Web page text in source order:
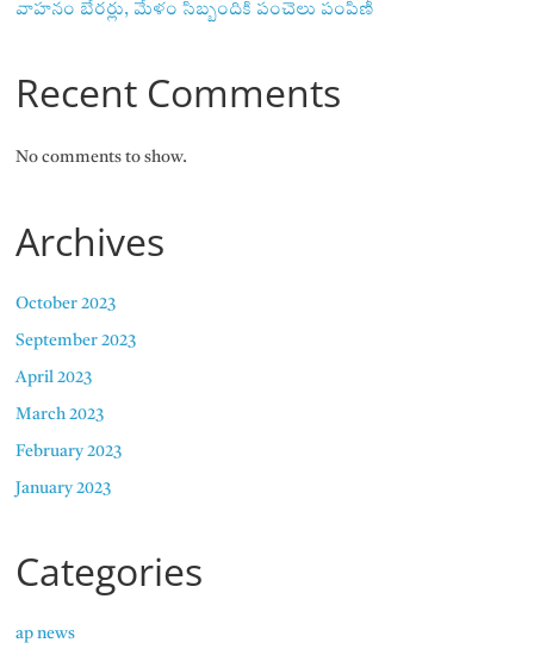
వాహ‌నం బేర‌ర్లు, మేళం సిబ్బందికి పంచెలు పంపిణీ
Recent Comments
No comments to show.
Archives
October 2023
September 2023
April 2023
March 2023
February 2023
January 2023
Categories
ap news